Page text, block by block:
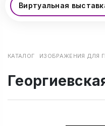
Виртуальная
КАТАЛОГ ИЗОБРАЖЕНИЯ ДЛЯ